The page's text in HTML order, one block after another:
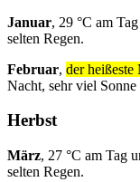
Januar, 29 °C am
selten Regen.
Februar, der heißeste
Nacht, sehr viel
Herbst
März, 27 °C am Tag
selten Regen.